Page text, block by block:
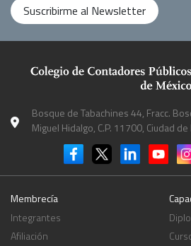
Suscribirme al Newsletter
Bosque de Tabachines 44, Fracc.
Miguel Hidalgo, C.P. 11700, Ciudad
Membrecía
Integrantes
Afiliación